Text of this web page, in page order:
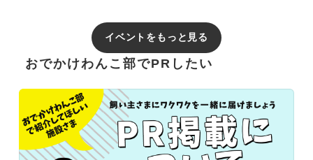
イベントをもっと見る
おでかけわんこ部でPRしたい